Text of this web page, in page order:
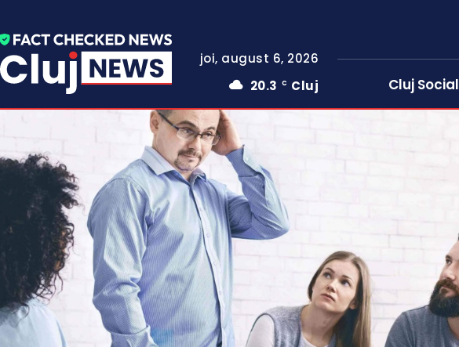
joi, august 6, 2026
20.3
C Cluj Cluj Social